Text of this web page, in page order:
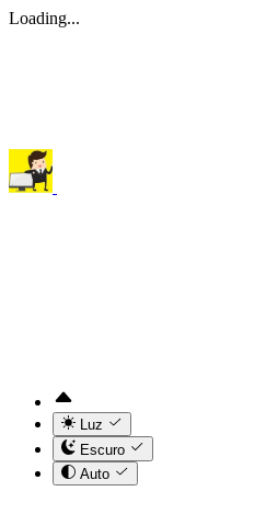
Loading...
Luz
Escuro
Auto